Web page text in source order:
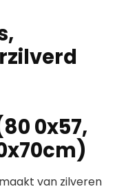
0x57,
van zilveren